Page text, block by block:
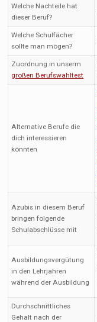
Welche Nachteile hat
dieser Beruf?
Welche Schulfächer
sollte man mögen?
Zuordnung in unserm
großen Berufswahltest
Alternative Berufe die
dich interessieren
könnten
Azubis in diesem Beruf
bringen folgende
Schulabschlüsse mit
Ausbildungsvergütung
in den Lehrjahren
während der Ausbildung
Durchschnittliches
Gehalt nach der